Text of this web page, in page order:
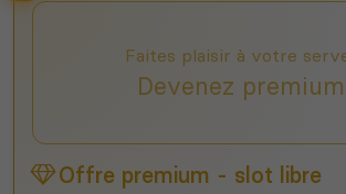
Faites plaisir à votre
Devenez
Offre premium - slot libre